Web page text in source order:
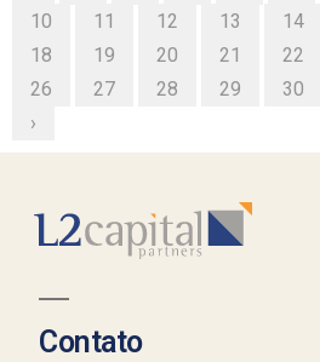
10
11 12 13 14
18
19 20 21 22
26
27 28 29 30
›
Contato